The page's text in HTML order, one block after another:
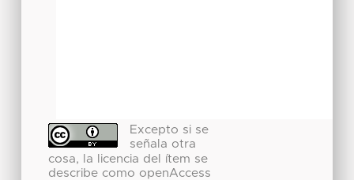
Excepto si se
señala otra
cosa, la licencia del ítem se
describe como openAccess